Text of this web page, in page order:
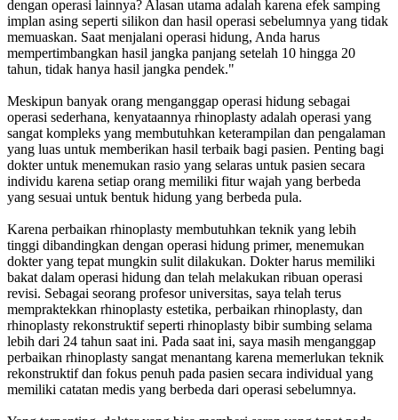
dengan operasi lainnya? Alasan utama adalah karena efek samping
implan asing seperti silikon dan hasil operasi sebelumnya yang tidak
memuaskan. Saat menjalani operasi hidung, Anda harus
mempertimbangkan hasil jangka panjang setelah 10 hingga 20
tahun, tidak hanya hasil jangka pendek."
Meskipun banyak orang menganggap operasi hidung sebagai
operasi sederhana, kenyataannya rhinoplasty adalah operasi yang
sangat kompleks yang membutuhkan keterampilan dan pengalaman
yang luas untuk memberikan hasil terbaik bagi pasien. Penting bagi
dokter untuk menemukan rasio yang selaras untuk pasien secara
individu karena setiap orang memiliki fitur wajah yang berbeda
yang sesuai untuk bentuk hidung yang berbeda pula.
Karena perbaikan rhinoplasty membutuhkan teknik yang lebih
tinggi dibandingkan dengan operasi hidung primer, menemukan
dokter yang tepat mungkin sulit dilakukan. Dokter harus memiliki
bakat dalam operasi hidung dan telah melakukan ribuan operasi
revisi. Sebagai seorang profesor universitas, saya telah terus
mempraktekkan rhinoplasty estetika, perbaikan rhinoplasty, dan
rhinoplasty rekonstruktif seperti rhinoplasty bibir sumbing selama
lebih dari 24 tahun saat ini. Pada saat ini, saya masih menganggap
perbaikan rhinoplasty sangat menantang karena memerlukan teknik
rekonstruktif dan fokus penuh pada pasien secara individual yang
memiliki catatan medis yang berbeda dari operasi sebelumnya.